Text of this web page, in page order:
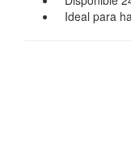
Ideal para